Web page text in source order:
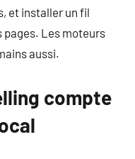
et installer un fil
Les moteurs
aussi.
compte